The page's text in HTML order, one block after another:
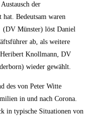
der
hat. Bedeutsam waren
(DV Münster) löst Daniel
ab, als weitere
Knollmann, DV
wieder gewählt.
des von Peter Witte
in und nach Corona.
in typische Situationen von